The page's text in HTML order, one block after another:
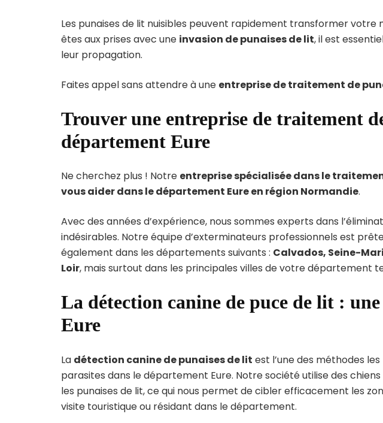
Les punaises de lit nuisibles peuvent rapidement transformer votre
êtes aux prises avec une invasion de punaises de lit, il est
leur propagation.
Faites appel sans attendre à une entreprise de traitement de
Trouver une entreprise de traitement
département Eure
Ne cherchez plus ! Notre entreprise spécialisée dans le
vous aider dans le département Eure en région Normandie.
Avec des années d’expérience, nous sommes experts dans
indésirables. Notre équipe d’exterminateurs professionnels est
également dans les départements suivants : Calvados, Seine-
Loir, mais surtout dans les principales villes de votre département
La détection canine de puce de lit :
Eure
La détection canine de punaises de lit est l’une des méthodes
parasites dans le département Eure. Notre société utilise des
les punaises de lit, ce qui nous permet de cibler efficacement les
visite touristique ou résidant dans le département.